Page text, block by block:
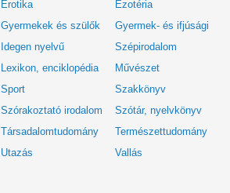
Erotika
Ezotéria
Gyermekek és szülők
Gyermek- és ifjúsági
Idegen nyelvű
Szépirodalom
Lexikon, enciklopédia
Művészet
Sport
Szakkönyv
Szórakoztató irodalom
Szótár, nyelvkönyv
Társadalomtudomány
Természettudomány
Utazás
Vallás